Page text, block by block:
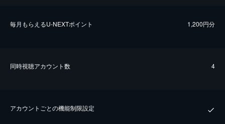
毎⽉もらえるU-NEXTポイント 1,200円分
同時視聴アカウント数 4
アカウントごとの機能制限設定